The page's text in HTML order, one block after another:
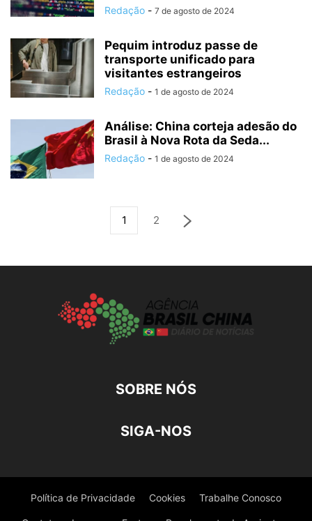
Redação - 7 de agosto de 2024
Pequim introduz passe de
transporte unificado para
visitantes estrangeiros
Redação - 1 de agosto de 2024
Análise: China corteja adesão do
Brasil à Nova Rota da Seda...
Redação - 1 de agosto de 2024
1 2
SOBRE NÓS
SIGA-NOS
Política de Privacidade Cookies Trabalhe Conosco